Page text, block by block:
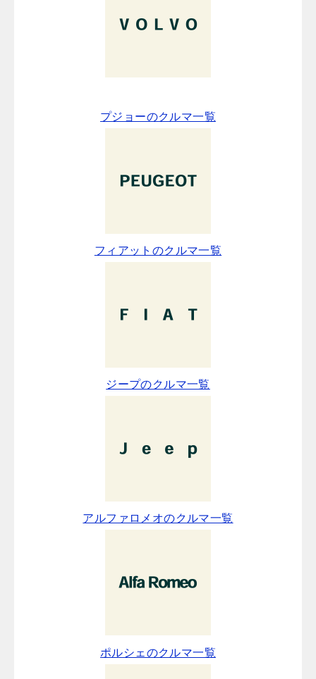
プジョーのクルマ一覧
フィアットのクルマ一覧
ジープのクルマ一覧
アルファロメオのクルマ一覧
ポルシェのクルマ一覧